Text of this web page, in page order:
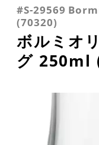
ボルミオリ・ロ
#S-29569
(70320)
ボルミオ
グ 250ml